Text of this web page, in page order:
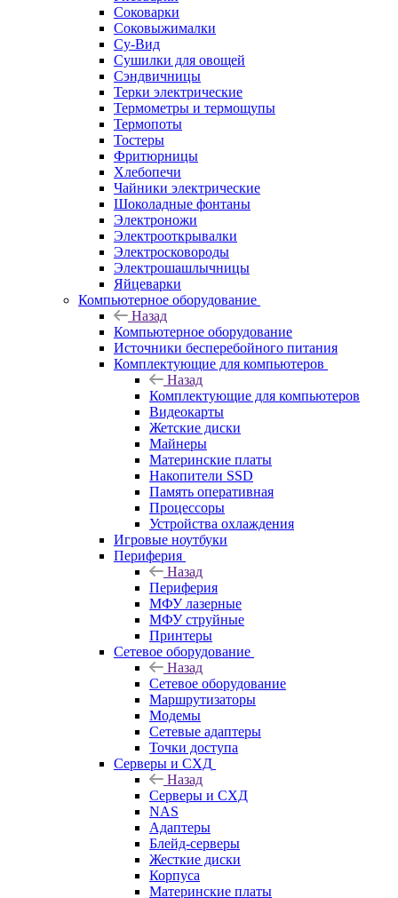
Соковарки
Соковыжималки
Су-Вид
Сушилки для овощей
Сэндвичницы
Терки электрические
Термометры и термощупы
Термопоты
Тостеры
Фритюрницы
Хлебопечи
Чайники электрические
Шоколадные фонтаны
Электроножи
Электрооткрывалки
Электросковороды
Электрошашлычницы
Яйцеварки
Компьютерное оборудование
Назад
Компьютерное оборудование
Источники бесперебойного питания
Комплектующие для компьютеров
Назад
Комплектующие для компьютеров
Видеокарты
Жетские диски
Майнеры
Материнские платы
Накопители SSD
Память оперативная
Процессоры
Устройства охлаждения
Игровые ноутбуки
Периферия
Назад
Периферия
МФУ лазерные
МФУ струйные
Принтеры
Сетевое оборудование
Назад
Сетевое оборудование
Маршрутизаторы
Модемы
Сетевые адаптеры
Точки доступа
Серверы и СХД
Назад
Серверы и СХД
NAS
Адаптеры
Блейд-серверы
Жесткие диски
Корпуса
Материнские платы